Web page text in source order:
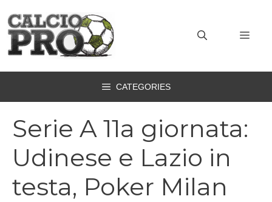
contenuto
CATEGORIES
Serie A 11a giornata:
Udinese e Lazio in
testa, Poker Milan